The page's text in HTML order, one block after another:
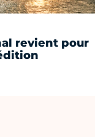
revient pour